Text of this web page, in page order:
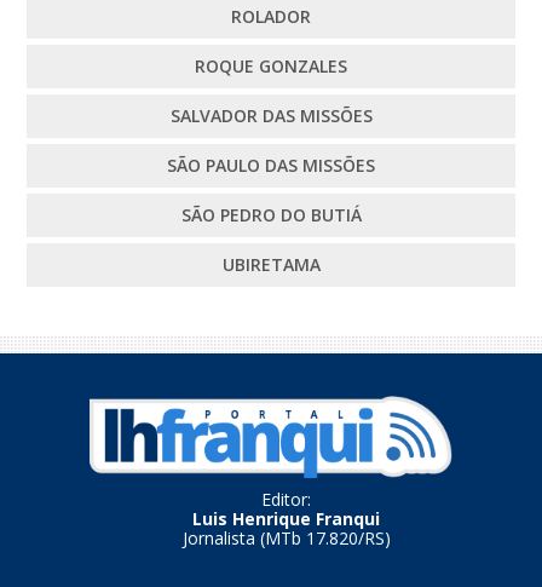
ROLADOR
ROQUE GONZALES
SALVADOR DAS MISSÕES
SÃO PAULO DAS MISSÕES
SÃO PEDRO DO BUTIÁ
UBIRETAMA
Editor:
Luis Henrique Franqui
Jornalista (MTb 17.820/RS)